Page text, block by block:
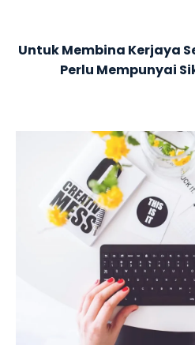
Untuk Membina Kerjaya
Perlu Mempunyai